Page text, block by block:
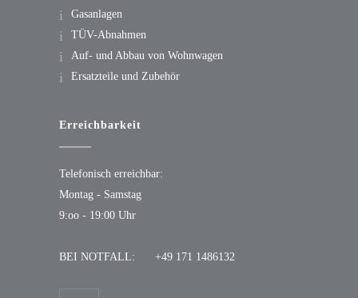
Gasanlagen
TÜV-Abnahmen
Auf- und Abbau von Wohnwagen
Ersatzteile und Zubehör
Erreichbarkeit
Telefonisch erreichbar:
Montag - Samstag
9:oo - 19:00 Uhr
BEI NOTFALL: +49 171 1486132